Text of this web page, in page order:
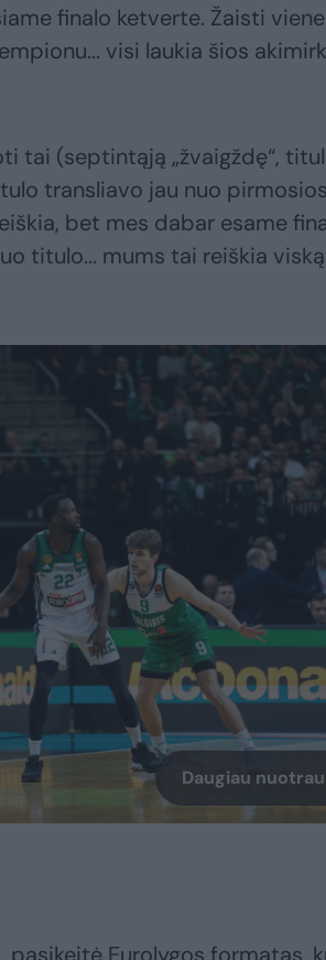
finalo ketverte. Žaisti
visi laukia šios
tai (septintąją „žvaigždę“,
transliavo jau nuo
bet mes dabar esame
titulo... mums tai reiškia
Daugiau
pasikeitė Eurolygos formatas,